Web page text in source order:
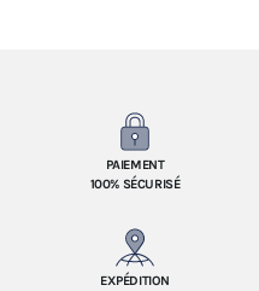
PAIEMENT
100% SÉCURISÉ
EXPÉDITION